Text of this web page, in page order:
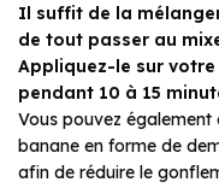
Il suffit de la
de tout passer au
Appliquez-le sur
pendant 10 à 15
Vous pouvez
banane en forme de
afin de réduire le